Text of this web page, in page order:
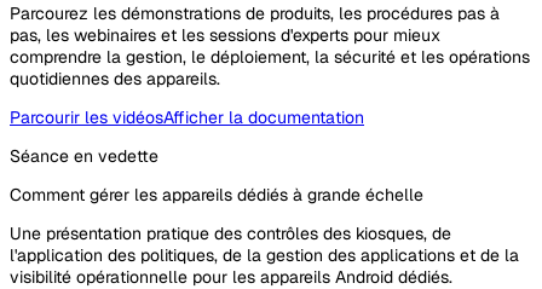
Parcourez les démonstrations de produits, les procédures pas à
pas, les webinaires et les sessions d'experts pour mieux
comprendre la gestion, le déploiement, la sécurité et les opérations
quotidiennes des appareils.
Parcourir les vidéosAfficher la documentation
Séance en vedette
Comment gérer les appareils dédiés à grande échelle
Une présentation pratique des contrôles des kiosques, de
l'application des politiques, de la gestion des applications et de la
visibilité opérationnelle pour les appareils Android dédiés.